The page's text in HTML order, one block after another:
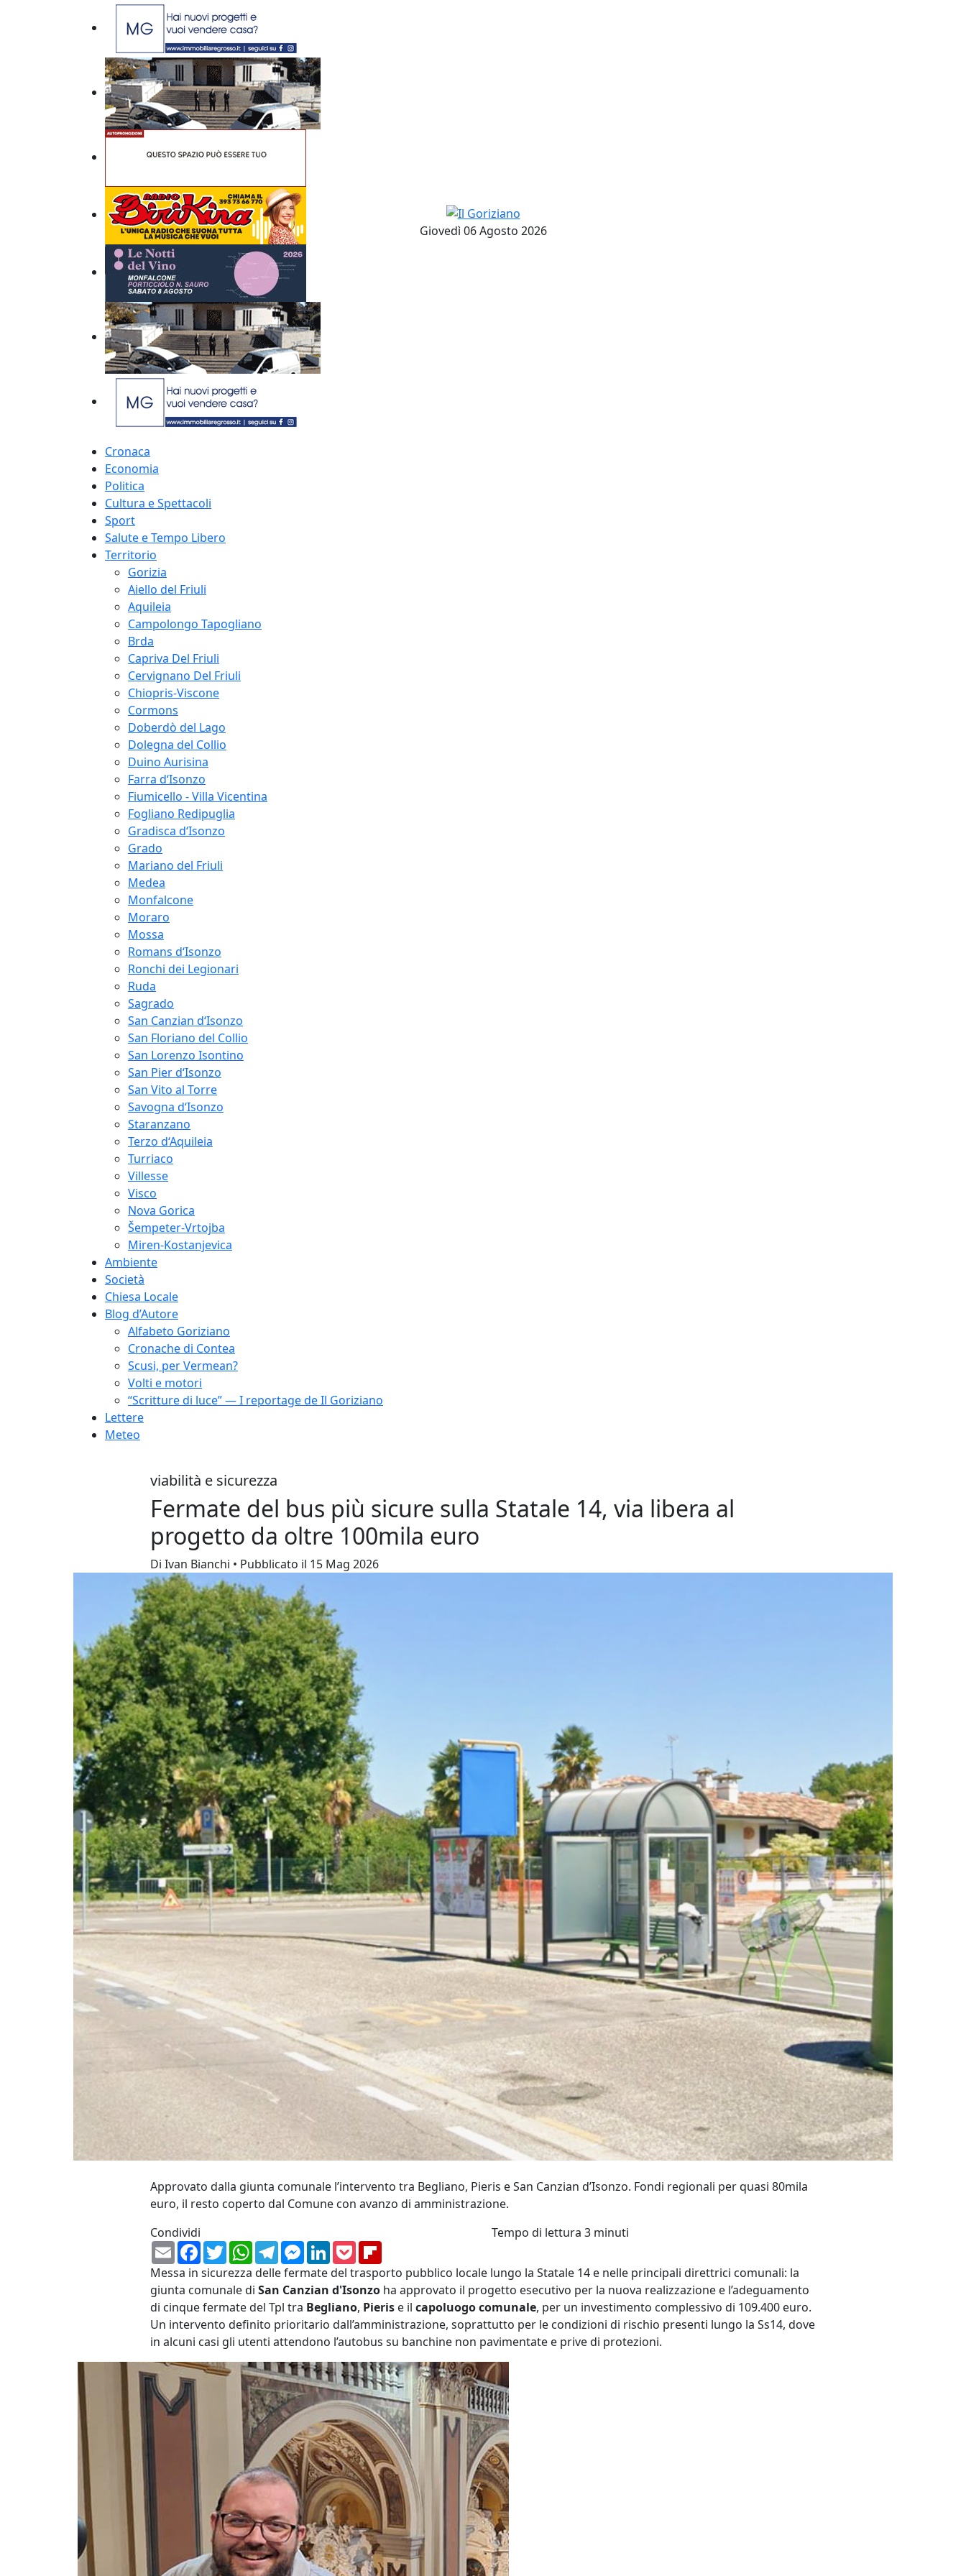
Giovedì 06 Agosto 2026
Cronaca
Economia
Politica
Cultura e Spettacoli
Sport
Salute e Tempo Libero
Territorio
Gorizia
Aiello del Friuli
Aquileia
Campolongo Tapogliano
Brda
Capriva Del Friuli
Cervignano Del Friuli
Chiopris-Viscone
Cormons
Doberdò del Lago
Dolegna del Collio
Duino Aurisina
Farra d‘Isonzo
Fiumicello - Villa Vicentina
Fogliano Redipuglia
Gradisca d‘Isonzo
Grado
Mariano del Friuli
Medea
Monfalcone
Moraro
Mossa
Romans d‘Isonzo
Ronchi dei Legionari
Ruda
Sagrado
San Canzian d‘Isonzo
San Floriano del Collio
San Lorenzo Isontino
San Pier d‘Isonzo
San Vito al Torre
Savogna d‘Isonzo
Staranzano
Terzo d‘Aquileia
Turriaco
Villesse
Visco
Nova Gorica
Šempeter-Vrtojba
Miren-Kostanjevica
Ambiente
Società
Chiesa Locale
Blog d’Autore
Alfabeto Goriziano
Cronache di Contea
Scusi, per Vermean?
Volti e motori
“Scritture di luce” — I reportage de Il Goriziano
Lettere
Meteo
viabilità e sicurezza
Fermate del bus più sicure sulla Statale 14, via libera al
progetto da oltre 100mila euro
Di Ivan Bianchi • Pubblicato il 15 Mag 2026
Approvato dalla giunta comunale l’intervento tra Begliano, Pieris e San Canzian d’Isonzo. Fondi regionali per quasi 80mila
euro, il resto coperto dal Comune con avanzo di amministrazione.
Condividi
EmailFacebook
TwitterWhatsApp
TelegramMessenger
LinkedIn
Pocket
Tempo di lettura 3 minuti
Messa in sicurezza delle fermate del trasporto pubblico locale lungo la Statale 14 e nelle principali direttrici comunali: la
giunta comunale di San Canzian d'Isonzo ha approvato il progetto esecutivo per la nuova realizzazione e l’adeguamento
di cinque fermate del Tpl tra Begliano, Pieris e il capoluogo comunale, per un investimento complessivo di 109.400 euro.
Un intervento definito prioritario dall’amministrazione, soprattutto per le condizioni di rischio presenti lungo la Ss14, dove
in alcuni casi gli utenti attendono l’autobus su banchine non pavimentate e prive di protezioni.